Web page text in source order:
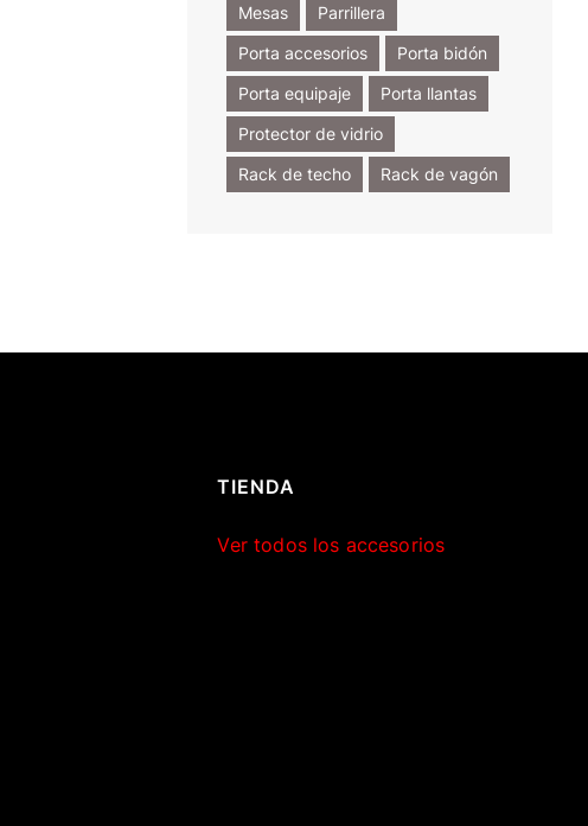
Mesas Parrillera
Porta accesorios Porta bidón
Porta equipaje Porta llantas
Protector de vidrio
Rack de techo Rack de vagón
TIENDA
Ver todos los accesorios